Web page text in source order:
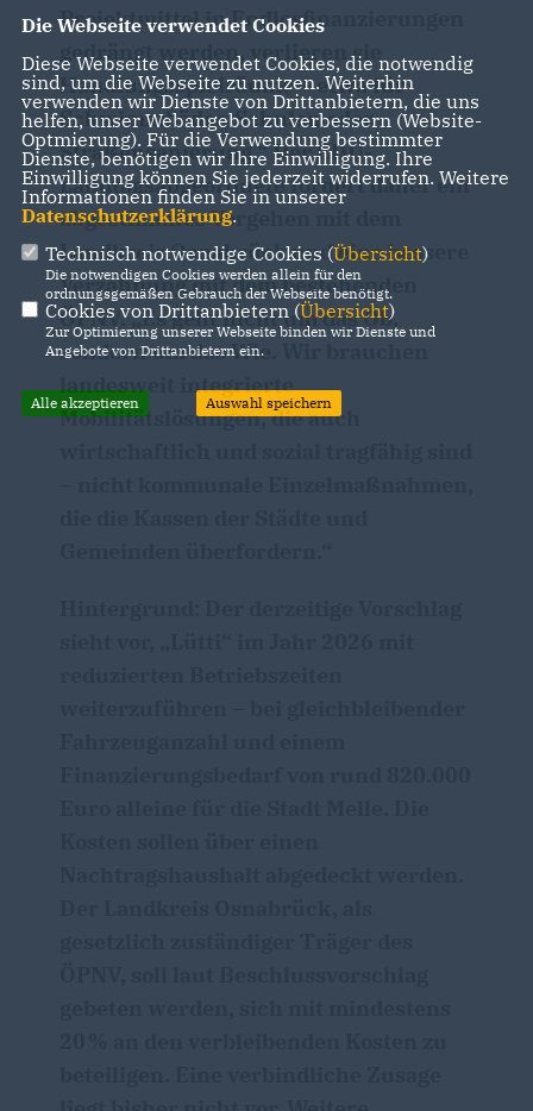
Projektmittel in Endlosfinanzierungen
gedrängt werden, verlieren sie
Handlungsspielräume – etwa für
Schwimmbäder, Schulen oder
Straßensanierung.“ Der CDU-
Landtagsabgeordnete fordert daher ein
abgestimmtes Vorgehen mit dem
Landkreis Osnabrück und eine bessere
Verzahnung mit dem bestehenden
ÖPNV. „Es geht nicht um das Ob,
sondern um das Wie. Wir brauchen
landesweit integrierte
Mobilitätslösungen, die auch
Die Webseite verwendet Cookies
Diese Webseite verwendet Cookies, die notwendig
sind, um die Webseite zu nutzen. Weiterhin
verwenden wir Dienste von Drittanbietern, die uns
helfen, unser Webangebot zu verbessern (Website-
Optmierung). Für die Verwendung bestimmter
Dienste, benötigen wir Ihre Einwilligung. Ihre
Einwilligung können Sie jederzeit widerrufen. Weitere
Informationen finden Sie in unserer
Datenschutzerklärung.
Technisch notwendige Cookies (Übersicht)
Die notwendigen Cookies werden allein für den
ordnungsgemäßen Gebrauch der Webseite benötigt.
Cookies von Drittanbietern (Übersicht)
Zur Optimierung unserer Webseite binden wir Dienste und
Angebote von Drittanbietern ein.
Alle akzeptieren Auswahl speichern